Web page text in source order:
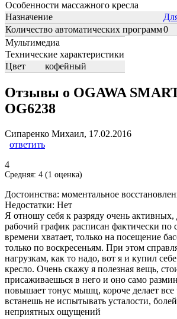
Особенности массажного кресла
Назначение
Количество автоматических программ0
Мультимедиа
Технические характеристики
Цвет
кофейный
Отзывы о OGAWA
OG6238
Сипаренко Михаил, 17.02.2016
ответить
4
Средняя: 4 (1 оценка)
Достоинства: моментальное
Недостатки: Нет
Я отношу себя к разряду очень
рабочий график расписан фактически по
времени хватает, только на посещение
только по воскресеньям. При этом
нагрузкам, как то надо, вот я и купил
кресло. Очень скажу я полезная вещь,
присаживаешься в него и оно само
повышает тонус мышц, короче делает все
встанешь не испытывать усталости,
неприятных ощущений